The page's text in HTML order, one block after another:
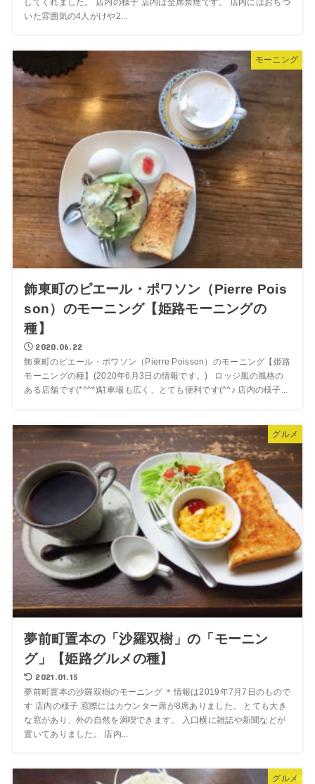
してくれました。 店内の様子 店内は全席禁煙です。 店内にはおちつ
いた雰囲気の4人がけや2...
モーニング
飾東町のピエール・ポワソン（Pierre Pois
son）のモーニング【姫路モーニングの
種】
2020.06.22
飾東町のピエール・ポワソン（Pierre Poisson）のモーニング【姫路
モーニングの種】(2020年6月3日の情報です。) ロッジ風の風格の
ある店舗です(*^^*)駐車場も広く、とても便利です(^^♪ 店内の様子...
グルメ
夢前町置本の「沙羅双樹」の「モーニン
グ」【姫路グルメの種】
2021.01.15
夢前町置本の沙羅双樹のモーニング ＊情報は2019年7月7日のもので
す 店内の様子 窓際にはカウンター席が8席ありました。 とても大き
な窓があり、外の自然を満喫できます。 入口横に雑誌や新聞などが
置いてありました。 店内...
グルメ